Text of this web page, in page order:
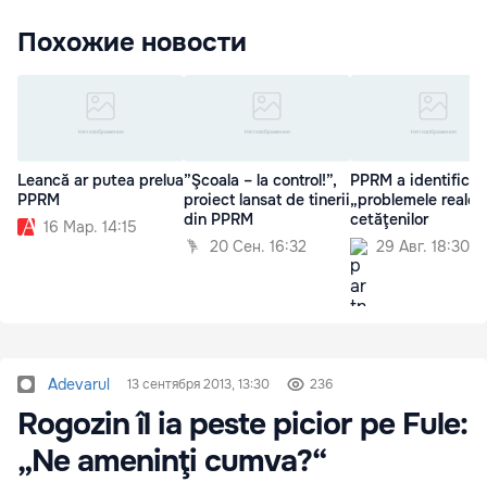
Похожие новости
Leancă ar putea prelua
PPRM
16 Мар. 14:15
”Şcoala – la control!”,
proiect lansat de tinerii
din PPRM
20 Сен. 16:32
PPRM a identificat
„problemele
cetăţenilor
29 Авг. 18:30
Adevarul 13 сентября 2013, 13:30 236
Rogozin îl ia peste picior pe Fule:
„Ne ameninţi cumva?“